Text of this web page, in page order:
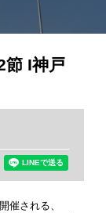
節 I神戸
催される、